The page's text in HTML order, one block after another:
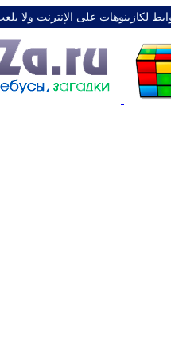
لكازينوهات على الإنترنت ولا